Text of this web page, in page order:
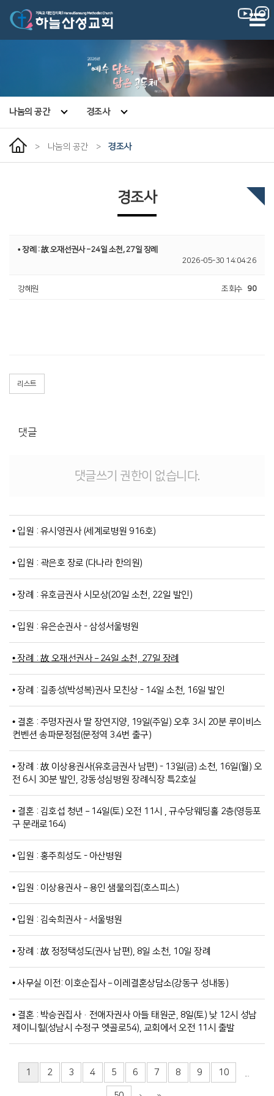
|
나눔의 공간 경조사
> 나눔의 공간 > 경조사
경조사
• 장례 : 故 오재선권사 – 24일 소천, 27일 장례
2026-05-30 14:04:26
강혜원 조회수 90
리스트
댓글
댓글쓰기 권한이 없습니다.
• 입원 : 유시영권사 (세계로병원 916호)
• 입원 : 곽은호 장로 (다나라 한의원)
• 장례 : 유호금권사 시모상(20일 소천, 22일 발인)
• 입원 : 유은순권사 - 삼성서울병원
• 장례 : 故 오재선권사 – 24일 소천, 27일 장례
• 장례 : 길종성(박성복)권사 모친상 - 14일 소천, 16일 발인
• 결혼 : 주명자권사 딸 장연지양, 19일(주일) 오후 3시 20분 루이비스
컨벤션 송파문정점(문정역 3.4번 출구)
• 장례 : 故 이상용권사(유호금권사 남편) - 13일(금) 소천, 16일(월) 오
전 6시 30분 발인, 강동성심병원 장례식장 특2호실
• 결혼 : 김호섭 청년 – 14일(토) 오전 11시 , 규수당웨딩홀 2층(영등포
구 문래로164)
• 입원 : 홍주희성도 - 아산병원
• 입원 : 이상용권사 – 용인 샘물의집(호스피스)
• 입원 : 김숙희권사 - 서울병원
• 장례 : 故 정정택성도(권사 남편), 8일 소천, 10일 장례
• 사무실 이전: 이호순집사 – 이레결혼상담소(강동구 성내동)
• 결혼 : 박승권집사·전애자권사 아들 태원군, 8일(토) 낮 12시 성남
제이니힐(성남시 수정구 엣골로54), 교회에서 오전 11시 출발
1 2 3 4 5 6 7 8 9 10